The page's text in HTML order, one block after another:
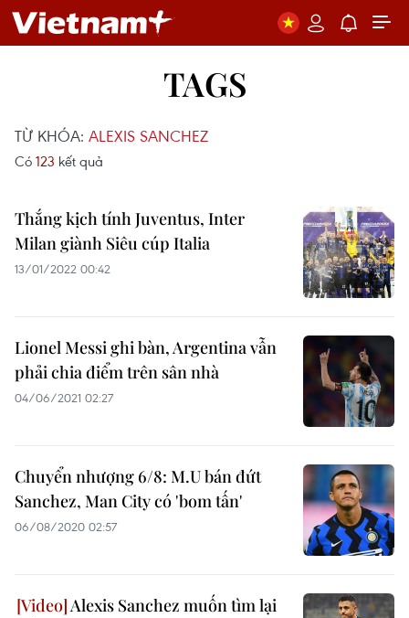
TAGS
TỪ KHÓA: ALEXIS SANCHEZ
Có 123 kết quả
Thắng kịch tính Juventus, Inter
Milan giành Siêu cúp Italia
13/01/2022 00:42
Lionel Messi ghi bàn, Argentina vẫn
phải chia điểm trên sân nhà
04/06/2021 02:27
Chuyển nhượng 6/8: M.U bán đứt
Sanchez, Man City có 'bom tấn'
06/08/2020 02:57
Alexis Sanchez muốn tìm lại